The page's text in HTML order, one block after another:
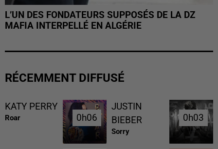
L’UN DES FONDATEURS SUPPOSÉS DE LA DZ
MAFIA INTERPELLÉ EN ALGÉRIE
RÉCEMMENT DIFFUSÉ
KATY PERRY
Roar 0h06
0h06
JUSTIN
BIEBER
Sorry
0h03
0h03